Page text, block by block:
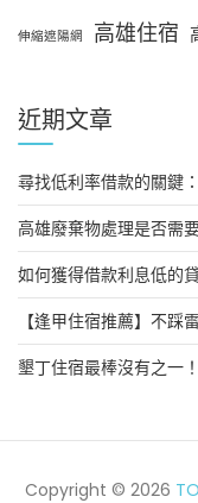
伸縮遮陽網 高雄住宿
近期文章
尋找低利率借款的關鍵
高雄廢棄物處理是否需
如何獲得借款利息低的
【逢甲住宿推薦】不踩
墾丁住宿最棒沒有之一
Copyright © 2026